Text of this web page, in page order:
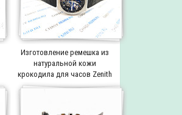
Изготовление ремешка из
натуральной кожи
крокодила для часов Zenith